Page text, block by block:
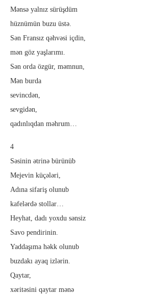
Mənsə yalnız sürüşdüm
hüznümün buzu üstə.
Sən Fransız qəhvəsi içdin,
mən göz yaşlarımı.
Sən orda özgür, məmnun,
Mən burda
sevincdən,
sevgidən,
qadınlıqdan məhrum…
4
Səsinin ətrinə bürünüb
Mejevin küçələri,
Adına sifariş olunub
kafelərdə stollar…
Heyhat, dadı yoxdu sənsiz
Savo pendirinin.
Yaddaşıma həkk olunub
buzdakı ayaq izlərin.
Qaytar,
xəritəsini qaytar mənə